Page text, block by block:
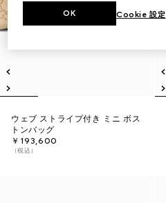
ウェブ ストライプ付き ミニ ボス
トンバッグ
￥193,600
（税込）
Cookie 設定
OK